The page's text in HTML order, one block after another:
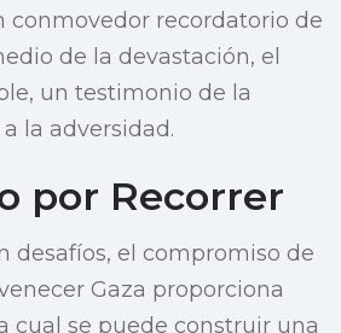
conmovedor recordatorio de
de la devastación, el
un testimonio de la
la adversidad.
por Recorrer
desafíos, el compromiso de
Gaza proporciona
cual se puede construir una